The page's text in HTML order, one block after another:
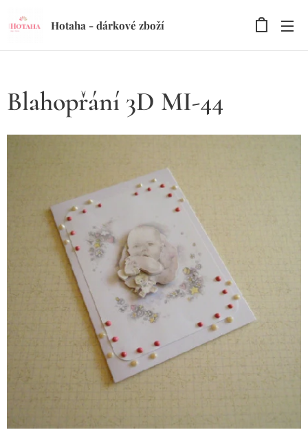
Hotaha - dárkové zboží
Blahopřání 3D MI-44